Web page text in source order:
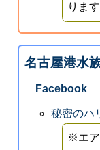
ります
名古屋港水
Facebook
秘密のハ
※エア